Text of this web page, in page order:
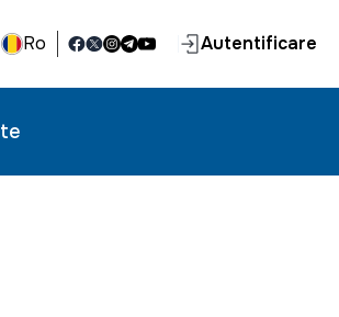
Ro Autentificare